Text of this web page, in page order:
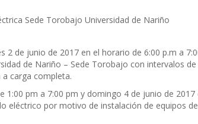
Sede Torobajo Universidad de Nariño
de junio de 2017 en el horario de 6:00 p.m a
de Nariño – Sede Torobajo con intervalos
carga completa.
pm a 7:00 pm y domingo 4 de junio de
eléctrico por motivo de instalación de equipos